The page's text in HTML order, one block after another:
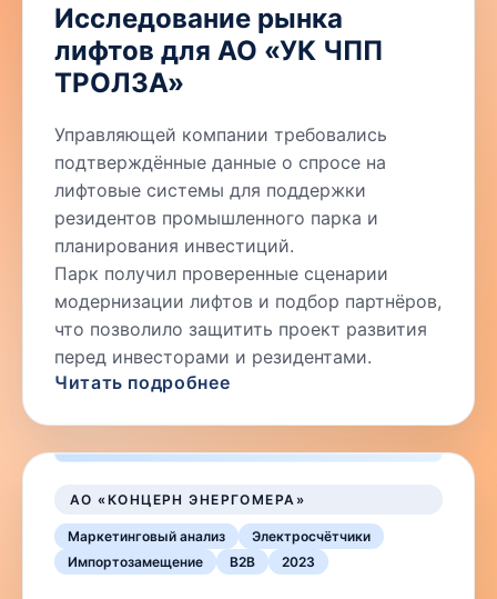
Исследование рынка
лифтов для АО «УК ЧПП
ТРОЛЗА»
Управляющей компании требовались
подтверждённые данные о спросе на
лифтовые системы для поддержки
резидентов промышленного парка и
планирования инвестиций.
Парк получил проверенные сценарии
модернизации лифтов и подбор партнёров,
что позволило защитить проект развития
перед инвесторами и резидентами.
Читать подробнее
АО «КОНЦЕРН ЭНЕРГОМЕРА»
Маркетинговый анализ
Электросчётчики
Импортозамещение
B2B 2023